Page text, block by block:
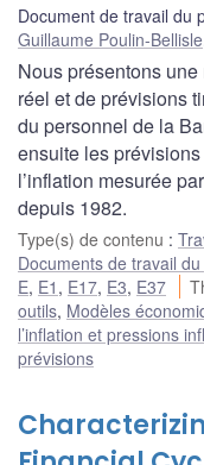
Document de travail du
Guillaume Poulin-Bellisle
Nous présentons
réel et de prévisions
du personnel de la
ensuite les
l’inflation mesurée
depuis 1982.
Type(s) de contenu :
Documents de travail
E, E1 , E17, E3, E37
outils, Modèles
l’inflation et pressions
prévisions